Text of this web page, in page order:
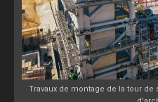
Travaux de montage de la tour de